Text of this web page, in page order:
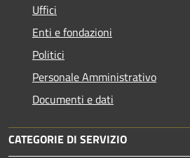
Uffici
Enti e fondazioni
Politici
Personale Amministrativo
Documenti e dati
CATEGORIE DI SERVIZIO